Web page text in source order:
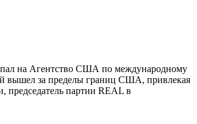
на Агентство США по международному
вышел за пределы границ США, привлекая
председатель партии REAL в